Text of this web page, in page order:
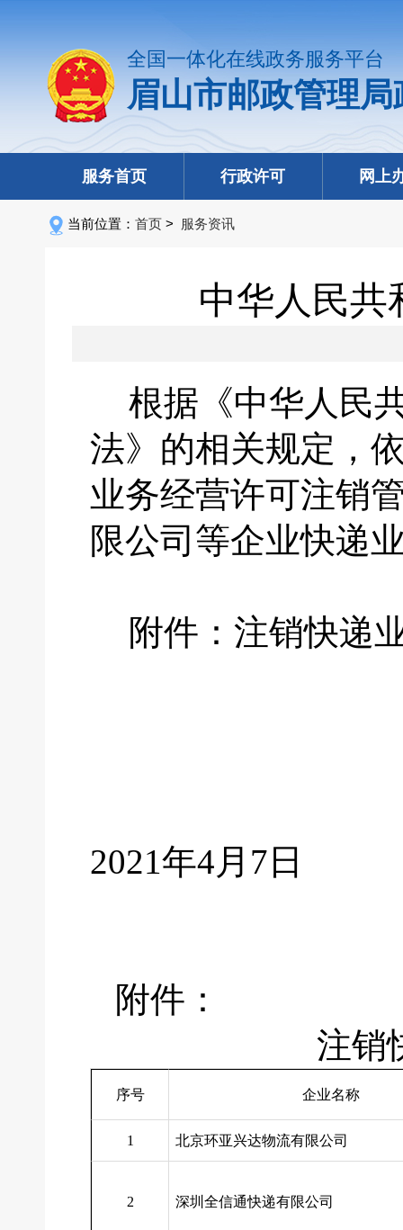
全国一体化在线政务服务平台
眉山市邮政管理
服务首页 行政许可 网上
当前位置： 首页 > 服务资讯
中华人民共
根据《中华人民
法》的相关规定，
业务经营许可注销
限公司等企业快递
附件：注销快递
2021年4月7日
附件：
注销
序号 企业名称
1 北京环亚兴达物流有限公司
2 深圳全信通快递有限公司